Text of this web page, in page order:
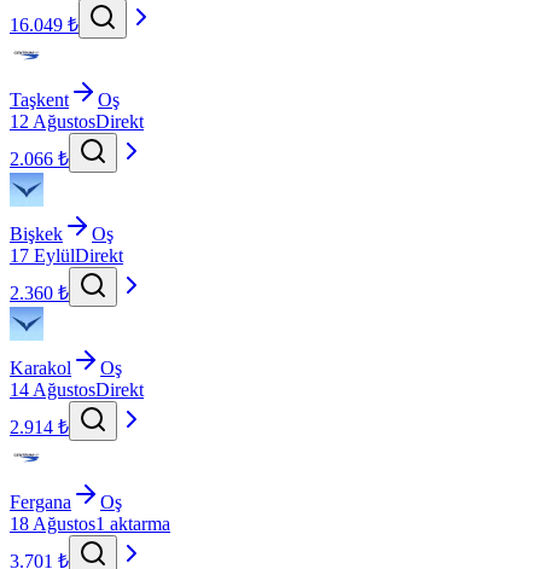
16.049 ₺
Taşkent
Oş
12 AğustosDirekt
2.066 ₺
Bişkek
Oş
17 EylülDirekt
2.360 ₺
Karakol
Oş
14 AğustosDirekt
2.914 ₺
Fergana
Oş
18 Ağustos1 aktarma
3.701 ₺